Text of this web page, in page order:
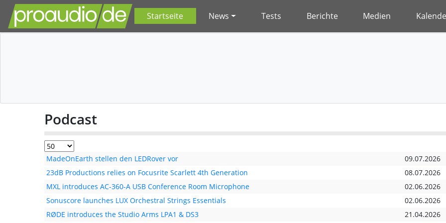
Startseite News Tests Berichte Medien
Podcast
MadeOnEarth stellen den LEDRover vor
09.07.2026
23dB Productions relies on Focusrite Scarlett 4th Generation
08.07.2026
MXL introduces AC-360-A USB Conference Room Microphone
02.06.2026
Sonuscore launches LUX Orchestral Strings Essentials
02.06.2026
RØDE introduces the Studio Arms LPA1 & DS3
21.04.2026